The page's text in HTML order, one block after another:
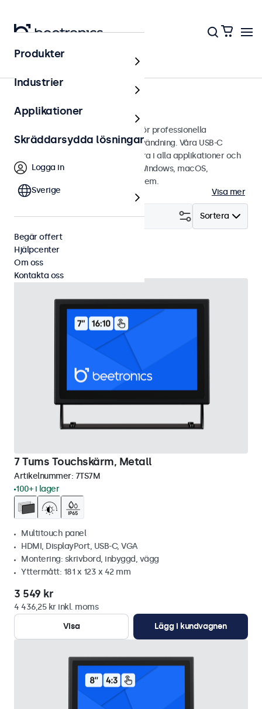
Hem
Touchskärmar med USB-C
USB-C touchskärmar designade för professionella
applikationer och kontinuerlig användning. Våra USB-C
touchskärmar är lätta att integrera i alla applikationer och
miljöer samt är kompatibla med Windows, macOS,
ChromeOS och Linux operativsystem.
Visa mer
Sortera
Filtrera (29)
USB-C eMark
7 Tums Touchskärm, Metall
Artikelnummer: 7TS7M
100+ i lager
Multitouch panel
HDMI, DisplayPort, USB-C, VGA
Montering: skrivbord, inbyggd, vägg
Yttermått: 181 x 123 x 42 mm
3 549 kr
4 436,25 kr inkl. moms
Visa
Lägg i kundvagnen
Produkter
Industrier
Applikationer
Skräddarsydda lösningar
Logga in
Sverige
Begär offert
Hjälpcenter
Om oss
Kontakta oss